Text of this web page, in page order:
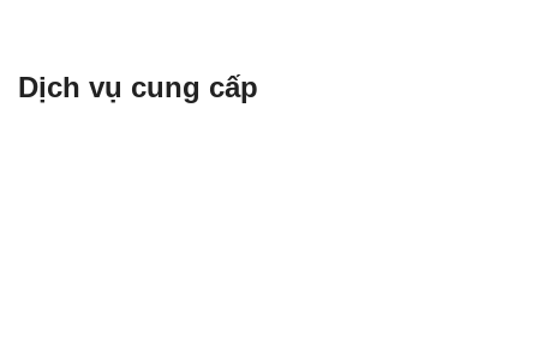
Dịch vụ cung cấp